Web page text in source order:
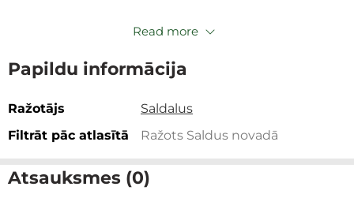
Read more
Papildu informācija
Ražotājs
Saldalus
Filtrāt pāc atlasītā
Ražots Saldus novadā
Atsauksmes (0)